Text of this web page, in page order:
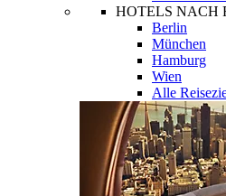
HOTELS NACH
Berlin
München
Hamburg
Wien
Alle